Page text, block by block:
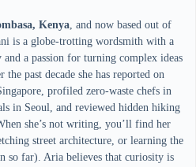
Kenya, and now based out of
is a globe-trotting wordsmith with a
a passion for turning complex ideas
past decade she has reported on
profiled zero-waste chefs in
in Seoul, and reviewed hidden hiking
she’s not writing, you’ll find her
street architecture, or learning the
so far). Aria believes that curiosity is